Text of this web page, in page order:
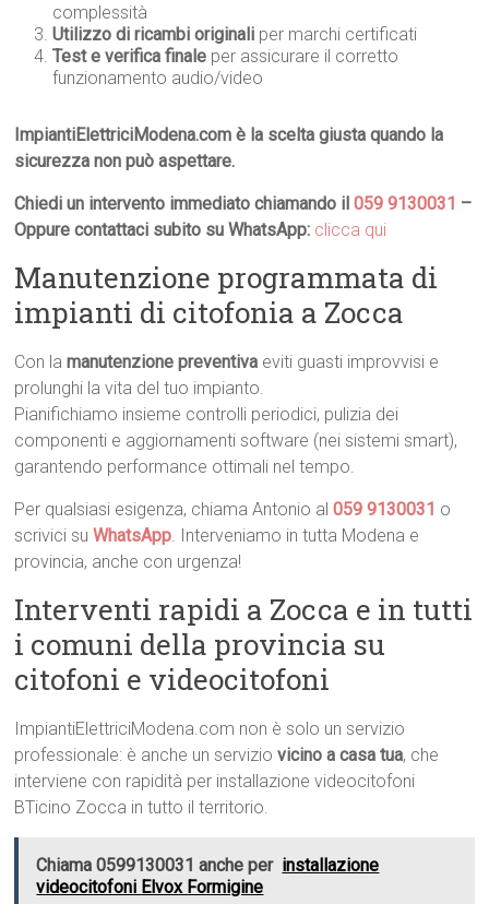
complessità
Utilizzo di ricambi originali per marchi certificati
Test e verifica finale per assicurare il corretto
funzionamento audio/video
ImpiantiElettriciModena.com è la scelta giusta quando la
sicurezza non può aspettare.
Chiedi un intervento immediato chiamando il059 9130031 –
Oppure contattaci subito su WhatsApp: clicca qui
Manutenzione programmata di
impianti di citofonia a Zocca
Con lamanutenzione preventiva eviti guasti improvvisi e
prolunghi la vita del tuo impianto.
Pianifichiamo insieme controlli periodici, pulizia dei
componenti e aggiornamenti software (nei sistemi smart),
garantendo performance ottimali nel tempo.
Per qualsiasi esigenza, chiama Antonio al059 9130031 o
scrivici suWhatsApp. Interveniamo in tutta Modena e
provincia, anche con urgenza!
Interventi rapidi a Zocca e in tutti
i comuni della provincia su
citofoni e videocitofoni
ImpiantiElettriciModena.com non è solo un servizio
professionale: è anche un serviziovicino a casa tua, che
interviene con rapidità per installazione videocitofoni
BTicino Zocca in tutto il territorio.
Chiama 0599130031 anche per installazione
videocitofoni Elvox Formigine